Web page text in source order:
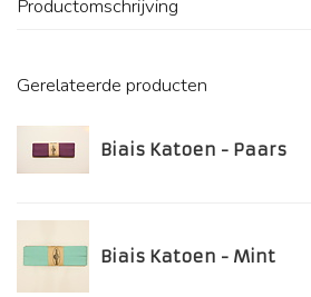
Productomschrijving
Gerelateerde producten
Biais Katoen - Paars
Biais Katoen - Mint